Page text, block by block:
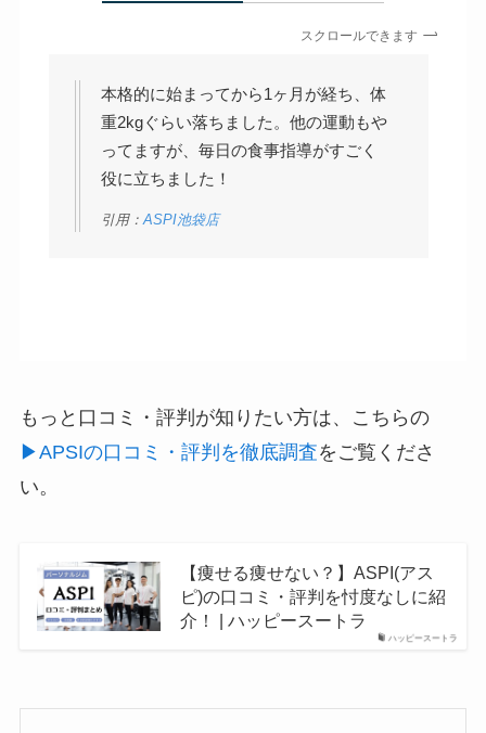
スクロールできます
本格的に始まってから1ヶ月が経ち、体
重2kgぐらい落ちました。他の運動もや
ってますが、毎日の食事指導がすごく
役に立ちました！
引用：ASPI池袋店
もっと口コミ・評判が知りたい方は、こちらの
▶︎APSIの口コミ・評判を徹底調査をご覧くださ
い。
ハッピースートラ
【痩せる痩せない？】ASPI(アス
ピ)の口コミ・評判を忖度なしに紹
介！ | ハッピースートラ